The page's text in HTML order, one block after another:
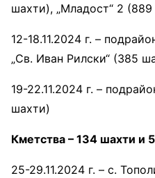
шахти), „Младост“ 2
12-18.11.2024 г. –
„Св. Иван Рилски“ (385
19-22.11.2024 г. –
шахти)
Кметства – 134 шахти и
25-29.11.2024 г. – с.